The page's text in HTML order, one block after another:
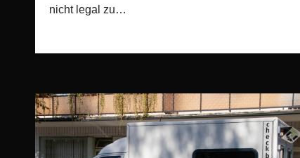
nicht legal zu…